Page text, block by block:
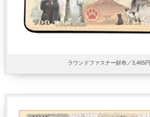
ラウンドファスナー財布／3,465円